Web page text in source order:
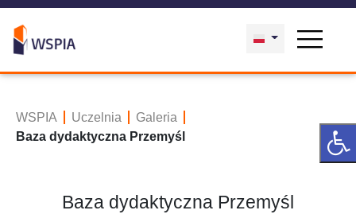
WSPIA Uczelnia
Galeria
Baza dydaktyczna Przemyśl
Baza dydaktyczna Przemyśl